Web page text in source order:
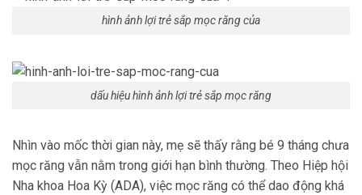
hình ảnh lợi trẻ sắp mọc răng của
dấu hiệu hình ảnh lợi trẻ sắp mọc răng
Nhìn vào mốc thời gian này, mẹ sẽ thấy rằng bé 9 tháng chưa
mọc răng vẫn nằm trong giới hạn bình thường. Theo Hiệp hội
Nha khoa Hoa Kỳ (ADA), việc mọc răng có thể dao động khá